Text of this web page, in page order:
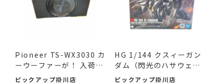
Pioneer TS-WX3030 カ
ーウーファーが！ 入荷し
ました♪
ピックアップ掛川店
HG 1/144 クスィーガン
ダム（閃光のハサウェ
イ）が...
ピックアップ掛川店